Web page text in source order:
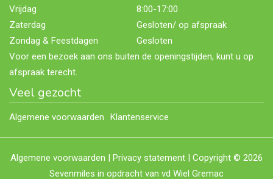
Vrijdag
8:00-17:00
Zaterdag
Gesloten/ op afspraak
Zondag & Feestdagen
Gesloten
Voor een bezoek aan ons buiten de openingstijden, kunt u op
afspraak terecht.
Veel gezocht
Algemene voorwaarden Klantenservice
Algemene voorwaarden | Privacy statement | Copyright © 2026
Sevenmiles in opdracht van vd Wiel Gremac